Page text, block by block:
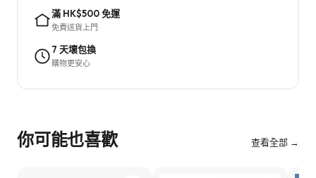
滿 HK$500 免運
免費送貨上門
7 天壞包換
購物更安心
你可能也喜歡 查看全部 →